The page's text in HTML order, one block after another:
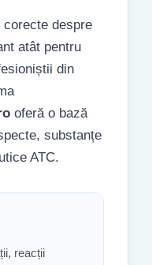
despre
atât pentru
din
oferă o bază
substanțe
ATC.
reacții